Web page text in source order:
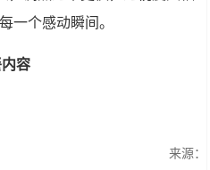
一个感动瞬间。
容
来源：